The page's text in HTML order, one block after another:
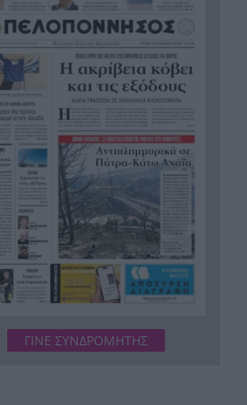
Σύμη: Εντοπίστηκε σορός
άνδρα στον Πανορμίτη –
Πιθανότατα ανήκει στον
αγνοούμενο Γερμανό τουρίστα
Συμφωνία Ιράν – Ομάν για νέα
ναυτιλιακή διαδρομή στα
Στενά του Ορμούζ
Ήττα-αποκλεισμός για την
Εθνική Nέων Γυναικών στο
Ευρωπαϊκό
Δικαστικό μπλόκο στους
δασμούς Τραμπ:
δισεκατομμύρια δολάρια σε
επιχειρήσεις
ΓΙΝΕ ΣΥΝΔΡΟΜΗΤΗΣ